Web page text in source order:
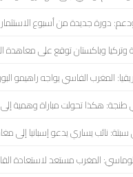
دورة جديدة من أسبوع
وتركيا وباكستان توقع على معاهدة
المغرب الفاسي يواجه راهيمو
طنجة: هكذا تحولت مباراة وهمية
نائب يساري يدعو إسبانيا إلى
المغرب مستعد لاستعادة